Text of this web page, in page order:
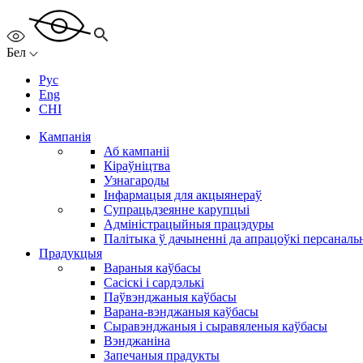
Бел
Рус
Eng
CHI
Кампанія
Аб кампаніі
Кіраўніцтва
Узнагароды
Інфармацыя для акцыянераў
Супрацьдзеянне карупцыі
Адміністрацыйныя працэдуры
Палітыка ў дачыненні да апрацоўкі
Прадукцыя
Вараныя каўбасы
Сасіскі і сардэлькі
Паўвэнджаныя каўбасы
Варана-вэнджаныя каўбасы
Сыравэнджаныя і сыравяленыя каўбасы
Вэнджаніна
Запечаныя прадукты